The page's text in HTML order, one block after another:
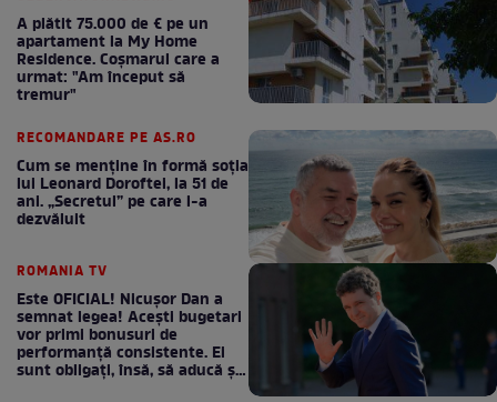
A plătit 75.000 de € pe un
apartament la My Home
Residence. Coşmarul care a
urmat: "Am început să
tremur"
RECOMANDARE PE AS.RO
Cum se menţine în formă soţia
lui Leonard Doroftei, la 51 de
ani. „Secretul” pe care l-a
dezvăluit
ROMANIA TV
Este OFICIAL! Nicușor Dan a
semnat legea! Acești bugetari
vor primi bonusuri de
performanță consistente. Ei
sunt obligați, însă, să aducă și